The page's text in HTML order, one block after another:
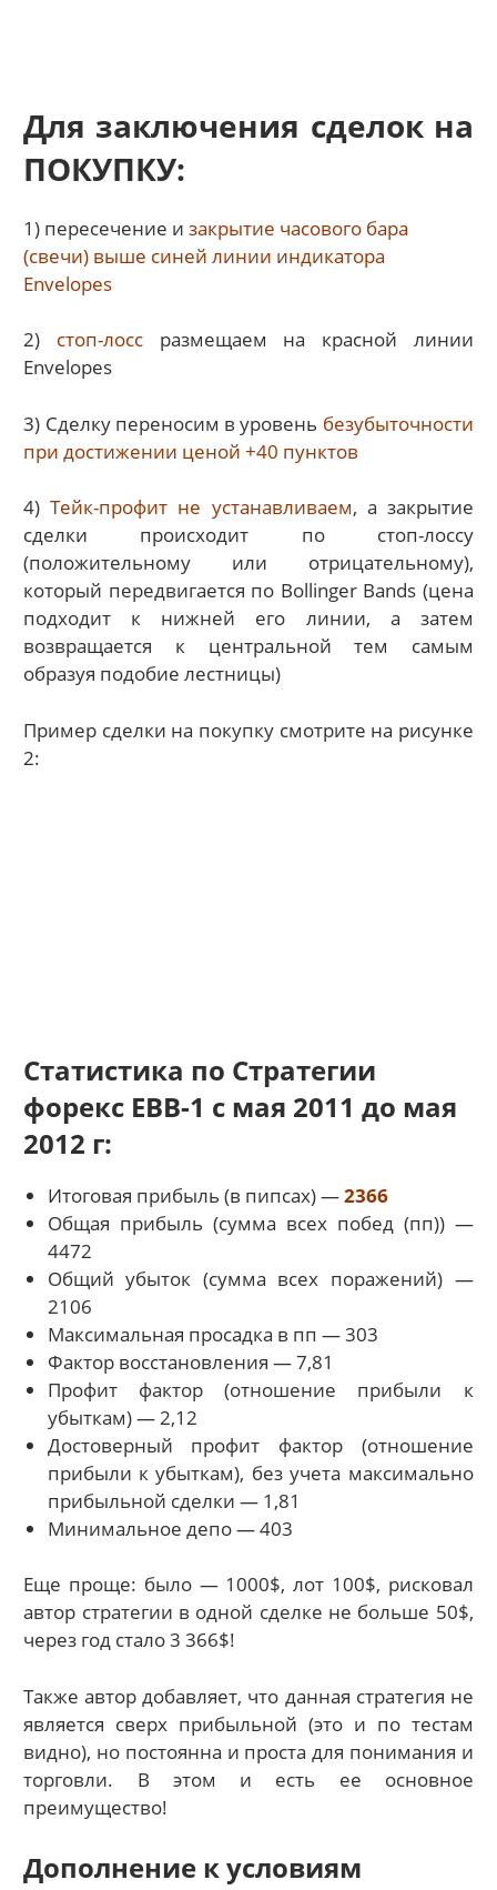
Для заключения сделок на
ПОКУПКУ:
1) пересечение изакрытие часового бара
(свечи) выше синей линии индикатора
Envelopes
2) стоп-лоссразмещаем на красной линии
Envelopes
3) Сделку переносим в уровень безубыточности
при достижении ценой +40 пунктов
4)Тейк-профит не устанавливаем, а закрытие
сделки происходит по стоп-лоссу
(положительному или отрицательному),
который передвигается по Bollinger Bands (цена
подходит к нижней его линии, а затем
возвращается к центральной тем самым
образуя подобие лестницы)
Пример сделки на покупку смотрите на рисунке
2:
Статистика по Стратегии
форекс EBB-1 с мая 2011 до мая
2012 г:
Итоговая прибыль (в пипсах) —2366
Общая прибыль (сумма всех побед (пп)) —
4472
Общий убыток (сумма всех поражений) —
2106
Максимальная просадка в пп — 303
Фактор восстановления — 7,81
Профит фактор (отношение прибыли к
убыткам) — 2,12
Достоверный профит фактор (отношение
прибыли к убыткам), без учета максимально
прибыльной сделки — 1,81
Минимальное депо — 403
Еще проще: было — 1000$, лот 100$, рисковал
автор стратегии в одной сделке не больше 50$,
через год стало 3 366$!
Также автор добавляет, что данная стратегия не
является сверх прибыльной (это и по тестам
видно), но постоянна и проста для понимания и
торговли. В этом и есть ее основное
преимущество!
Дополнение к условиям